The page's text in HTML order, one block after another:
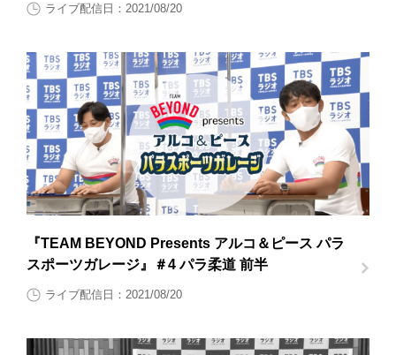
ライブ配信日：2021/08/20
『TEAM BEYOND Presents アルコ＆ピース パラ
スポーツガレージ』＃4 パラ柔道 前半
ライブ配信日：2021/08/20